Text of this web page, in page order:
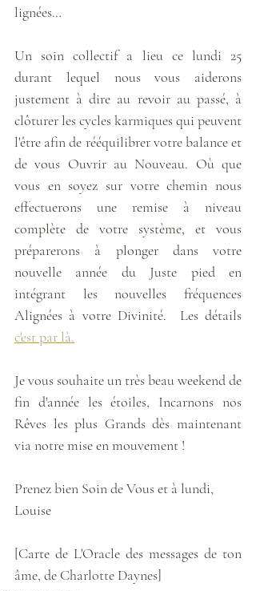
lignées…
Un soin collectif a lieu ce lundi 25
durant lequel nous vous aiderons
justement à dire au revoir au passé, à
clôturer les cycles karmiques qui peuvent
l'être afin de rééquilibrer votre balance et
de vous Ouvrir au Nouveau. Où que
vous en soyez sur votre chemin nous
effectuerons une remise à niveau
complète de votre système, et vous
préparerons à plonger dans votre
nouvelle année du Juste pied en
intégrant les nouvelles fréquences
c'est par là.
Je vous souhaite un très beau weekend de
fin d'année les étoiles, Incarnons nos
Rêves les plus Grands dès maintenant
via notre mise en mouvement !
Prenez bien Soin de Vous et à lundi,
Louise
[Carte de L'Oracle des messages de ton
âme, de Charlotte Daynes]